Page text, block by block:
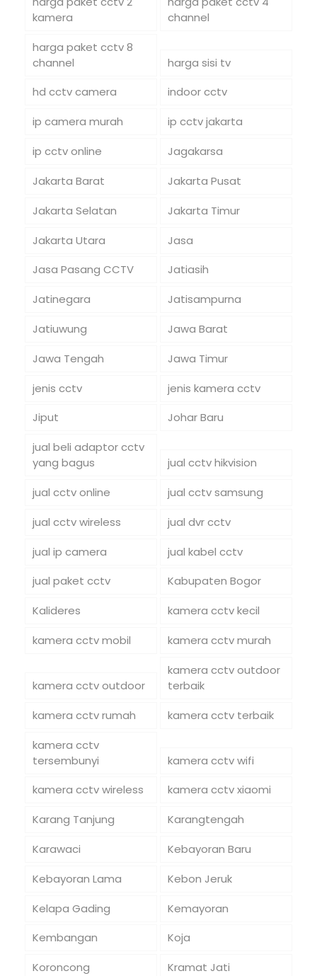
kamera
channel
harga paket cctv 8
channel
harga sisi tv
hd cctv camera
indoor cctv
ip camera murah
ip cctv jakarta
ip cctv online
Jagakarsa
Jakarta Barat
Jakarta Pusat
Jakarta Selatan
Jakarta Timur
Jakarta Utara
Jasa
Jasa Pasang CCTV
Jatiasih
Jatinegara
Jatisampurna
Jatiuwung
Jawa Barat
Jawa Tengah
Jawa Timur
jenis cctv
jenis kamera cctv
Jiput
Johar Baru
jual beli adaptor cctv
yang bagus
jual cctv hikvision
jual cctv online
jual cctv samsung
jual cctv wireless
jual dvr cctv
jual ip camera
jual kabel cctv
jual paket cctv
Kabupaten Bogor
Kalideres
kamera cctv kecil
kamera cctv mobil
kamera cctv murah
kamera cctv outdoor
kamera cctv outdoor
terbaik
kamera cctv rumah
kamera cctv terbaik
kamera cctv
tersembunyi
kamera cctv wifi
kamera cctv wireless
kamera cctv xiaomi
Karang Tanjung
Karangtengah
Karawaci
Kebayoran Baru
Kebayoran Lama
Kebon Jeruk
Kelapa Gading
Kemayoran
Kembangan
Koja
Koroncong
Kramat Jati